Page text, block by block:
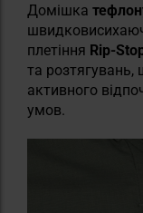
Домішка
плетіння Rip-
та розтягувань,
активного
умов.